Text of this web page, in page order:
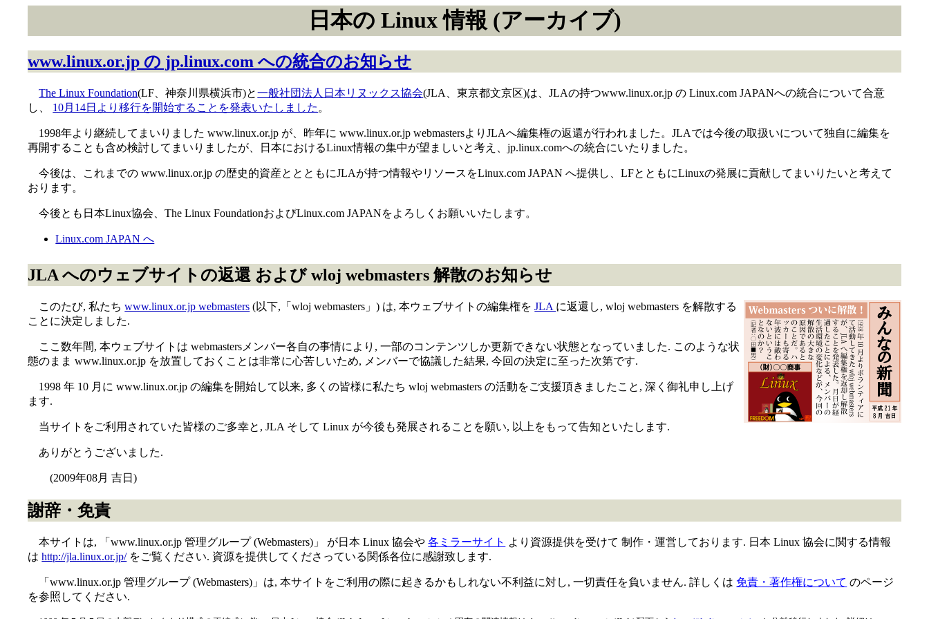
日本の Linux 情報 (アーカイブ)
www.linux.or.jp の jp.linux.com への統合のお知らせ
The Linux Foundation(LF、神奈川県横浜市)と一般社団法人日本リヌックス協会(JLA、東京都文京区)は、JLAの持つwww.linux.or.jp の Linux.com JAPANへの統合について合意
し、 10月14日より移行を開始することを発表いたしました 。
1998年より継続してまいりました www.linux.or.jp が、昨年に www.linux.or.jp webmastersよりJLAへ編集権の返還が行われました。JLAでは今後の取扱いについて独自に編集を
再開することも含め検討してまいりましたが、日本におけるLinux情報の集中が望ましいと考え、jp.linux.comへの統合にいたりました。
今後は、これまでの www.linux.or.jp の歴史的資産ととともにJLAが持つ情報やリソースをLinux.com JAPAN へ提供し、LFとともにLinuxの発展に貢献してまいりたいと考えて
おります。
今後とも日本Linux協会、The Linux FoundationおよびLinux.com JAPANをよろしくお願いいたします。
Linux.com JAPAN へ
JLA へのウェブサイトの返還 および wloj webmasters 解散のお知らせ
このたび, 私たちwww.linux.or.jp webmasters (以下,「wloj webmasters」) は, 本ウェブサイトの編集権をJLA に返還し, wloj webmasters を解散する
ことに決定しました.
ここ数年間, 本ウェブサイトは webmastersメンバー各自の事情により, 一部のコンテンツしか更新できない状態となっていました. このような状
態のまま www.linux.or.jp を放置しておくことは非常に心苦しいため, メンバーで協議した結果, 今回の決定に至った次第です.
1998 年 10 月に www.linux.or.jp の編集を開始して以来, 多くの皆様に私たち wloj webmasters の活動をご支援頂きましたこと, 深く御礼申し上げ
ます.
当サイトをご利用されていた皆様のご多幸と, JLA そして Linux が今後も発展されることを願い, 以上をもって告知といたします.
ありがとうございました.
(2009年08月 吉日)
謝辞・免責
本サイトは, 「www.linux.or.jp 管理グループ (Webmasters)」 が日本 Linux 協会や各ミラーサイト より資源提供を受けて 制作・運営しております. 日本 Linux 協会に関する情報
はhttp://jla.linux.or.jp/をご覧ください. 資源を提供してくださっている関係各位に感謝致します.
「www.linux.or.jp 管理グループ (Webmasters)」は, 本サイトをご利用の際に起きるかもしれない不利益に対し, 一切責任を負いません. 詳しくは 免責・著作権について のページ
を参照してください.